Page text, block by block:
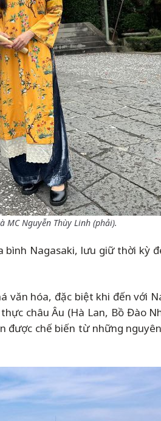
MC Nguyễn Thùy Linh (phải).
Nagasaki, lưu giữ thời kỳ
hóa, đặc biệt khi đến với
châu Âu (Hà Lan, Bồ Đào
chế biến từ những